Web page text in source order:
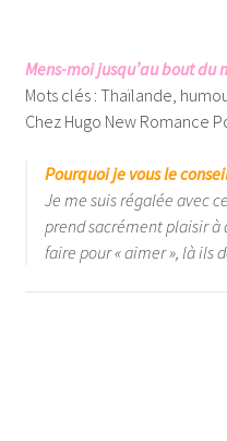
Mens-moi jusqu’au bout du
Mots clés : Thaïlande,
Chez Hugo New Romance
Pourquoi je vous le
Je me suis régalée avec
prend sacrément plaisir à
faire pour « aimer », là ils